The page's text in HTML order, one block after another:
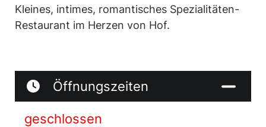
Kleines, intimes, romantisches Spezialitäten-
Restaurant im Herzen von Hof.
Öffnungszeiten
geschlossen